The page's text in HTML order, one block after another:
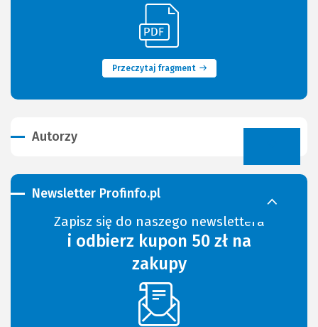
Przeczytaj fragment
(Nowe
okno)
innej
strony)
Autorzy
Newsletter Profinfo.pl
Zapisz się do naszego newslettera
i odbierz kupon 50 zł na
zakupy
(Nowe
okno)